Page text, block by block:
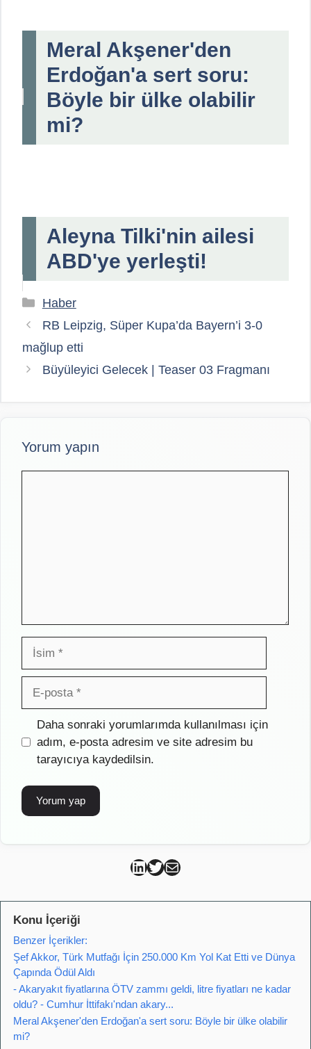
Meral Akşener'den
Erdoğan'a sert soru:
Böyle bir ülke olabilir
mi?
Aleyna Tilki'nin ailesi
ABD'ye yerleşti!
Kategoriler
Haber
RB Leipzig, Süper Kupa’da Bayern’i 3-0
mağlup etti
Büyüleyici Gelecek | Teaser 03 Fragmanı
Yorum yapın
İsim
posta
İnternet
sitesi
Daha sonraki yorumlarımda kullanılması için
adım, e-posta adresim ve site adresim bu
tarayıcıya kaydedilsin.
Can Kütahya Linkedin
Can Kütahya Twitter
Can Kütahya Mail
Konu İçeriği
Benzer İçerikler:
Şef Akkor, Türk Mutfağı İçin 250.000 Km Yol Kat Etti ve Dünya
Çapında Ödül Aldı
- Akaryakıt fiyatlarına ÖTV zammı geldi, litre fiyatları ne kadar
oldu? - Cumhur İttifakı'ndan akary...
Meral Akşener'den Erdoğan'a sert soru: Böyle bir ülke olabilir
mi?